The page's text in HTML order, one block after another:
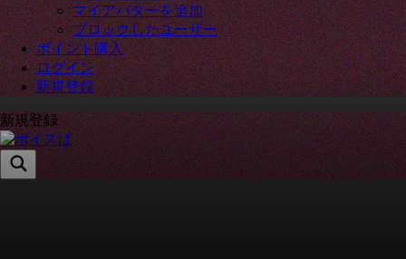
マイアバターを追加
ブロックしたユーザー
ポイント購入
ログイン
新規登録
新規登録